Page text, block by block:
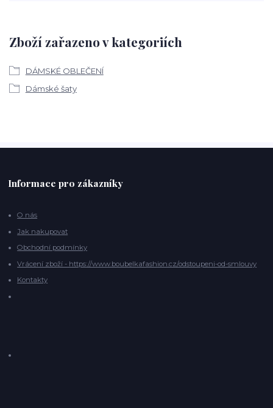
Zboží zařazeno v kategoriích
DÁMSKÉ OBLEČENÍ
Dámské šaty
Informace pro zákazníky
O nás
Jak nakupovat
Obchodní podmínky
Vrácení zboží - https://www.boubelkafashion.cz/odstoupeni-od-smlouvy
Kontakty